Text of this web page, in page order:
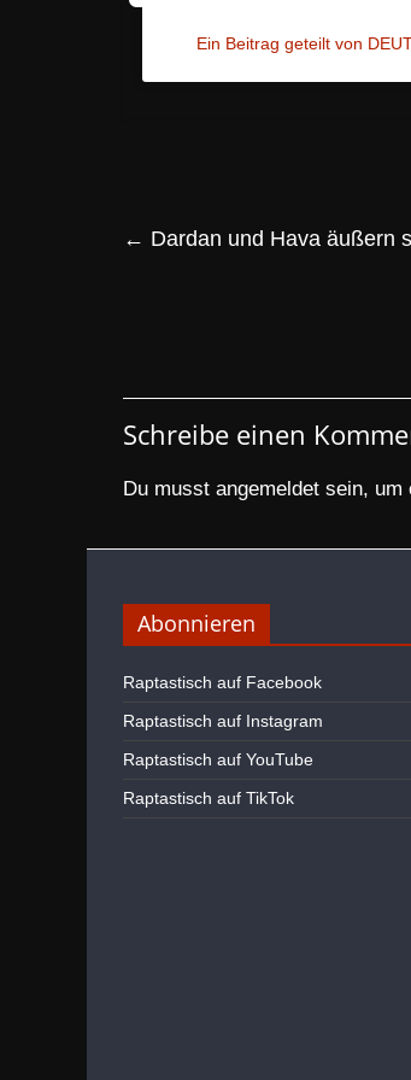
Ein Beitrag geteilt von
← Dardan und Hava äußern
Schreibe einen
Du musst angemeldet sein, um
Abonnieren
Raptastisch auf Facebook
Raptastisch auf Instagram
Raptastisch auf YouTube
Raptastisch auf TikTok